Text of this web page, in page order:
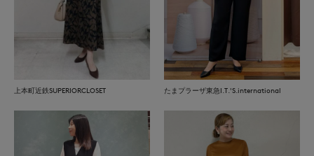
上本町近鉄SUPERIORCLOSET たまプラーザ東急I.T.'S.international